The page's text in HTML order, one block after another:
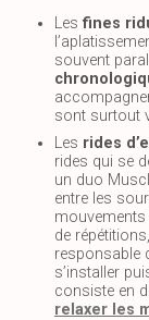
Les fines
souvent
sont surtout
Les rides
rides qui se
un duo
entre les
de
responsable
s’installer
consiste en
relaxer les